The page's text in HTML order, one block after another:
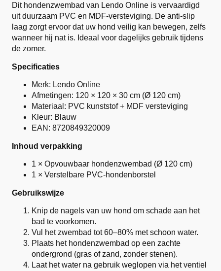
Dit hondenzwembad van Lendo Online is vervaardigd
uit duurzaam PVC en MDF-versteviging. De anti-slip
laag zorgt ervoor dat uw hond veilig kan bewegen, zelfs
wanneer hij nat is. Ideaal voor dagelijks gebruik tijdens
de zomer.
Specificaties
Merk: Lendo Online
Afmetingen: 120 × 120 × 30 cm (Ø 120 cm)
Materiaal: PVC kunststof + MDF versteviging
Kleur: Blauw
EAN: 8720849320009
Inhoud verpakking
1 × Opvouwbaar hondenzwembad (Ø 120 cm)
1 × Verstelbare PVC-hondenborstel
Gebruikswijze
Knip de nagels van uw hond om schade aan het
bad te voorkomen.
Vul het zwembad tot 60–80% met schoon water.
Plaats het hondenzwembad op een zachte
ondergrond (gras of zand, zonder stenen).
Laat het water na gebruik weglopen via het ventiel